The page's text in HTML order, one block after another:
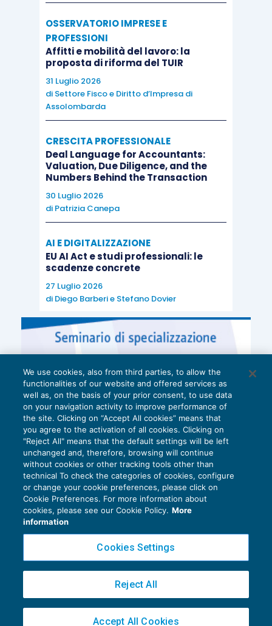
OSSERVATORIO IMPRESE E
PROFESSIONI
Affitti e mobilità del lavoro: la
proposta di riforma del TUIR
31 Luglio 2026
di Settore Fisco e Diritto d’Impresa di
Assolombarda
CRESCITA PROFESSIONALE
Deal Language for Accountants:
Valuation, Due Diligence, and the
Numbers Behind the Transaction
30 Luglio 2026
di Patrizia Canepa
AI E DIGITALIZZAZIONE
EU AI Act e studi professionali: le
scadenze concrete
27 Luglio 2026
di Diego Barberie Stefano Dovier
Privacy Policy
Cookie Policy
Copyright 2016 ©Gruppo Euroconference S.p.A.v2.32.2
Piazza Luigi Einaudi, 10N01 - 20124 Milano - info@ecnews.it
02776120236
We use cookies, also from third parties, to allow the
functionalities of our website and offered services as
well as, on the basis of your prior consent, to use data
on your navigation activity to improve performance of
the site. Clicking on “Accept All cookies” means that
you agree to the activation of all cookies. Clicking on
"Reject All" means that the default settings will be left
unchanged and, therefore, browsing will continue
without cookies or other tracking tools other than
technical To check the categories of cookies, configure
or change your cookie preferences, please click on
Cookie Preferences. For more information about
cookies, please see our Cookie Policy. More
information
Cookies Settings
Reject All
Accept All Cookies